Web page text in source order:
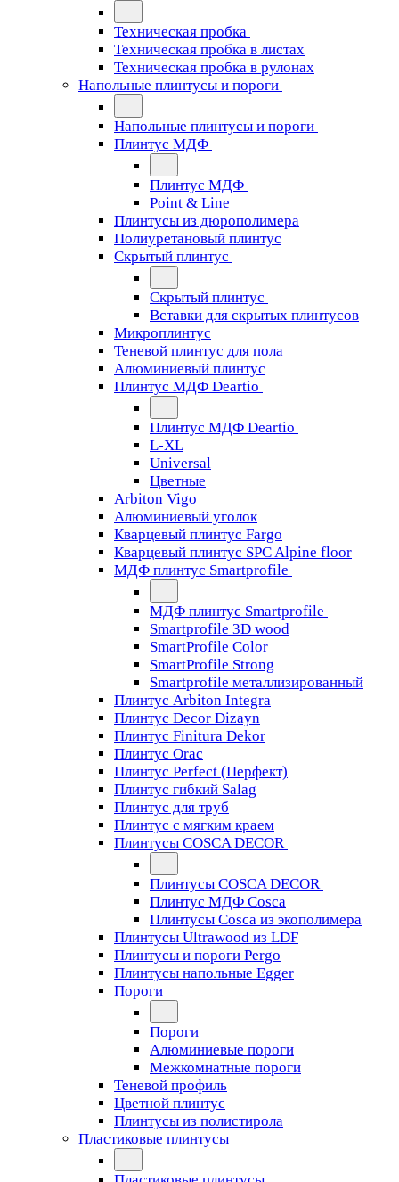
Техническая пробка
Техническая пробка в листах
Техническая пробка в рулонах
Напольные плинтусы и пороги
Напольные плинтусы и пороги
Плинтус МДФ
Плинтус МДФ
Point & Line
Плинтусы из дюрополимера
Полиуретановый плинтус
Скрытый плинтус
Скрытый плинтус
Вставки для скрытых плинтусов
Микроплинтус
Теневой плинтус для пола
Алюминиевый плинтус
Плинтус МДФ Deartio
Плинтус МДФ Deartio
L-XL
Universal
Цветные
Arbiton Vigo
Алюминиевый уголок
Кварцевый плинтус Fargo
Кварцевый плинтус SPC Alpine floor
МДФ плинтус Smartprofile
МДФ плинтус Smartprofile
Smartprofile 3D wood
SmartProfile Color
SmartProfile Strong
Smartprofile металлизированный
Плинтус Arbiton Integra
Плинтус Decor Dizayn
Плинтус Finitura Dekor
Плинтус Orac
Плинтус Perfect (Перфект)
Плинтус гибкий Salag
Плинтус для труб
Плинтус с мягким краем
Плинтусы COSCA DECOR
Плинтусы COSCA DECOR
Плинтус МДФ Cosca
Плинтусы Cosca из экополимера
Плинтусы Ultrawood из LDF
Плинтусы и пороги Pergo
Плинтусы напольные Egger
Пороги
Пороги
Алюминиевые пороги
Межкомнатные пороги
Теневой профиль
Цветной плинтус
Плинтусы из полистирола
Пластиковые плинтусы